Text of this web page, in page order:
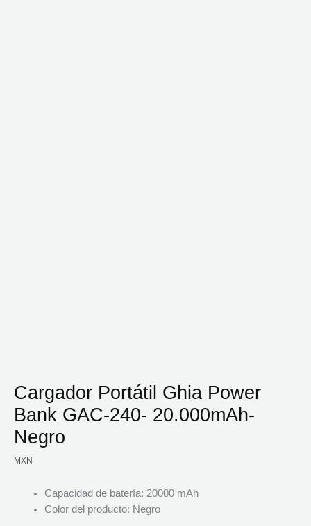
Cargador Portátil Ghia Power
Bank GAC-240- 20.000mAh-
Negro
MXN
Capacidad de batería: 20000 mAh
Color del producto: Negro